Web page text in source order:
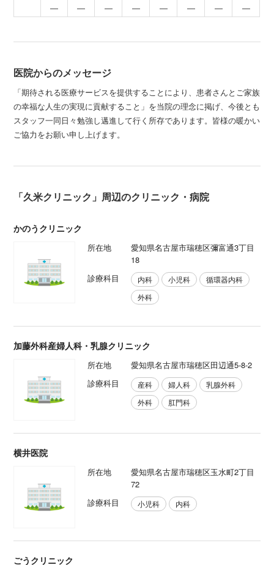
―
― ― ― ― ― ― ―
医院からのメッセージ
「期待される医療サービスを提供することにより、患者さんとご家族
の幸福な人生の実現に貢献すること」を当院の理念に掲げ、今後とも
スタッフ一同日々勉強し邁進して行く所存であります。皆様の暖かい
ご協力をお願い申し上げます。
「久米クリニック」周辺のクリニック・病院
かのうクリニック
所在地
愛知県名古屋市瑞穂区彌富通3丁目
18
診療科目
内科 小児科
循環器内科
外科
加藤外科産婦人科・乳腺クリニック
所在地
愛知県名古屋市瑞穂区田辺通5-8-2
診療科目
産科 婦人科
乳腺外科
外科
肛門科
横井医院
所在地
愛知県名古屋市瑞穂区玉水町2丁目
72
診療科目
小児科 内科
ごうクリニック